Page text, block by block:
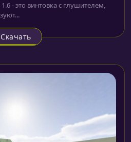
- это винтовка с глушителем,
Скачать